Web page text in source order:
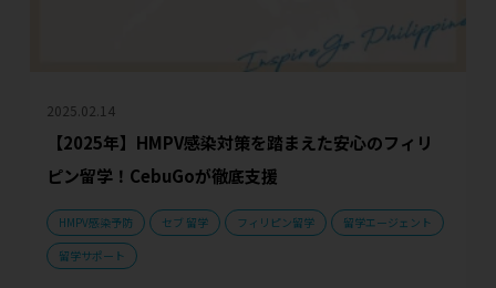
2025.02.14
【2025年】HMPV感染対策を踏まえた安心のフィリ
ピン留学！CebuGoが徹底支援
HMPV感染予防 セブ 留学 フィリピン留学
留学エージェント
留学サポート